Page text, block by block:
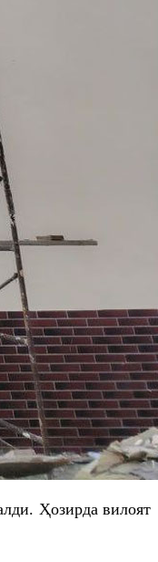
Ҳозирда вилоят